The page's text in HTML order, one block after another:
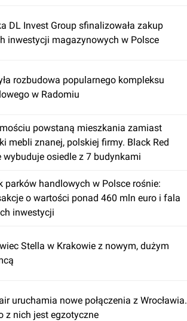
DL Invest Group sfinalizowała zakup
inwestycji magazynowych w Polsce
rozbudowa popularnego kompleksu
w Radomiu
powstaną mieszkania zamiast
mebli znanej, polskiej firmy. Black Red
wybuduje osiedle z 7 budynkami
parków handlowych w Polsce rośnie:
o wartości ponad 460 mln euro i fala
inwestycji
Stella w Krakowie z nowym, dużym
uruchamia nowe połączenia z Wrocławia.
z nich jest egzotyczne